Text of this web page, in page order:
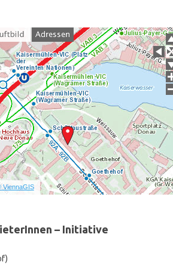
0 / 0
ViennaGIS
– Initiative